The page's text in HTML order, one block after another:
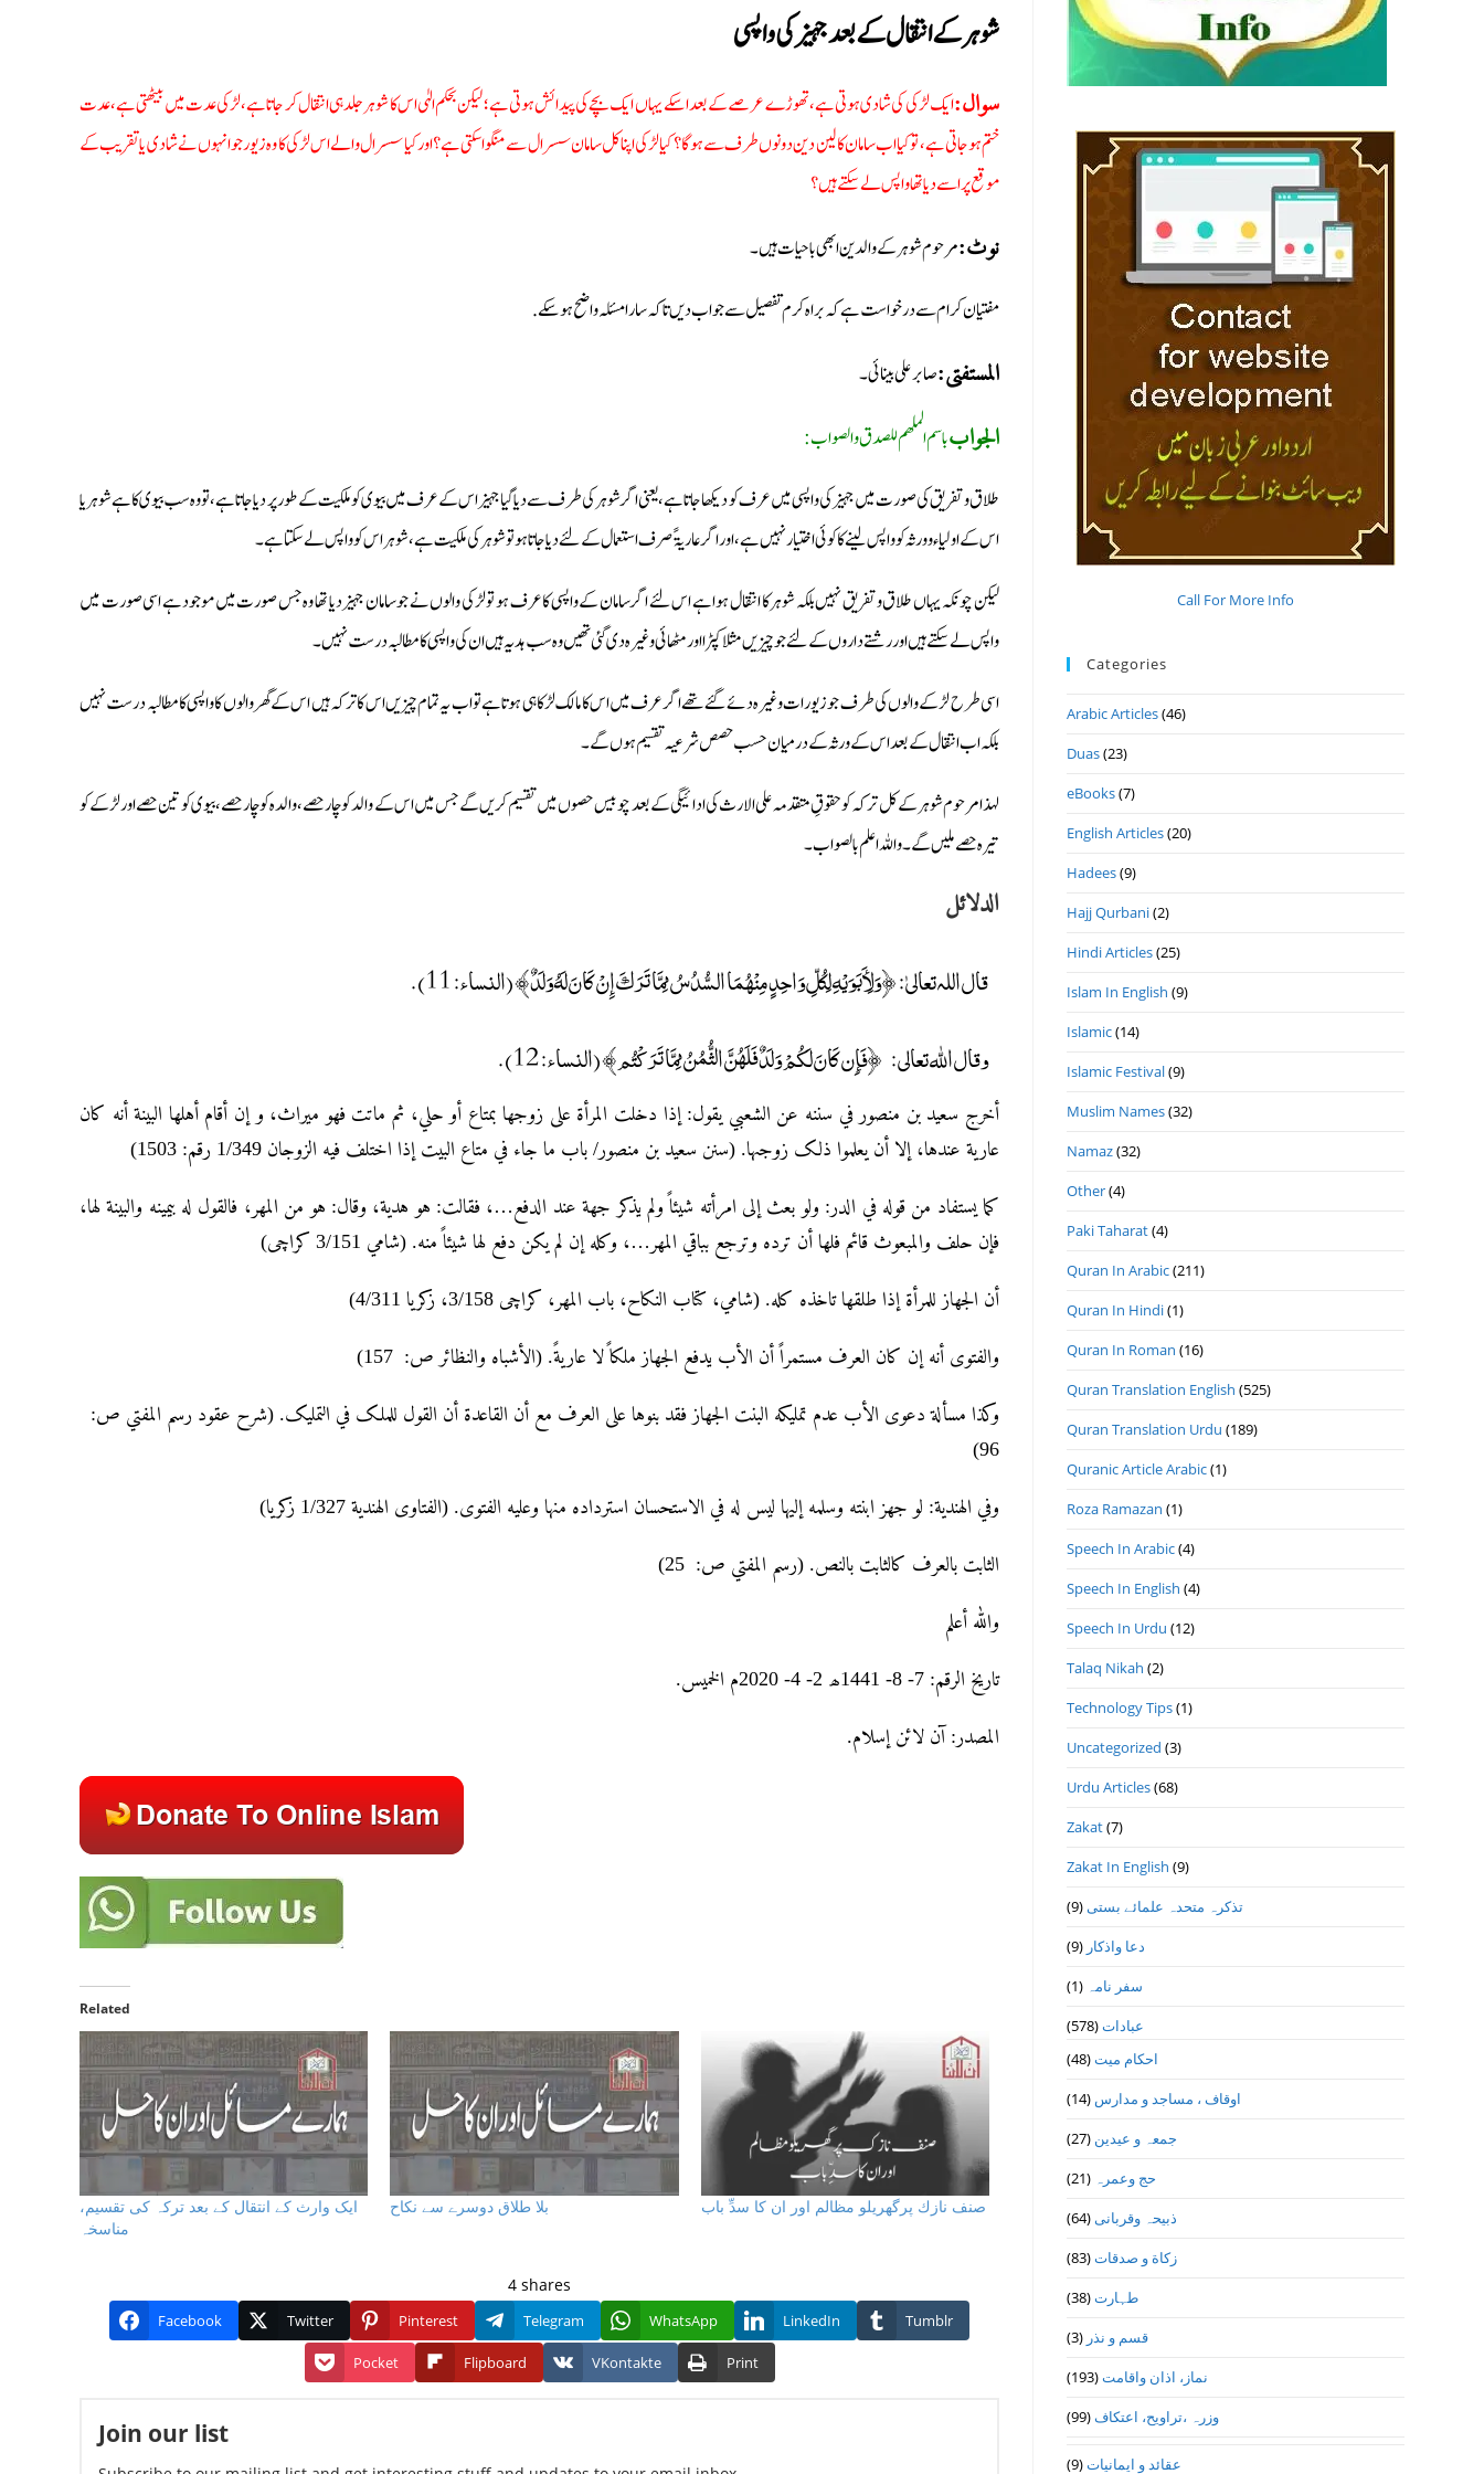
شوہر کے انتقال کے بعد جہیز کی واپسی
سوال:ایک لڑکی کی شادی ہوتی ہے، تھوڑے عرصے کے بعد اسکے یہاں ایک بچے کی پیدائش ہوتی ہے؛ لیکن بحکم الہٰی اس کا شوہر جلد ہی انتقال کر جاتا ہے، لڑکی عدت میں بیٹھتی ہے، عدت
ختم ہوجاتی ہے، تو کیا اب سامان کا لین دین دونوں طرف سے ہوگا؟ کیا لڑکی اپنا کل سامان سسرال سے منگوا سکتی ہے؟ اور کیا سسرال والے اس لڑکی کا وہ زیور جو انہوں نے شادی یا تقریب کے
موقع پر اسے دیا تھا واپس لے سکتے ہیں؟
نوٹ:مرحوم شوہر کے والدین ابھی باحیات ہیں۔
مفتیان کرام سے درخواست ہے کہ براہ کرم تفصیل سے جواب دیں تاکہ سارا مسئلہ واضح ہو سکے.
المستفتی:صابر علی بینائی۔
الجوابباسم الملھم للصدق والصواب:
طلاق وتفریق کی صورت میں جہیز کی واپسی میں عرف کو دیکھا جاتا ہے، یعنی اگر شوہر کی طرف سے دیا گیا جہیز اس کے عرف میں بیوی کو ملکیت کے طور پر دیا جاتا ہے، تو وہ سب بیوی کا ہے شوہر یا
اس کے اولیاء وورثہ کو واپس لینے کا کوئی اختیار نہیں ہے، اور اگر عاریۃً صرف استعمال کے لئے دیا جاتا ہو تو شوہر کی ملکیت ہے، شوہر اس کو واپس لے سکتا ہے۔
لیکن چونکہ یہاں طلاق وتفریق نہیں بلکہ شوہر کا انتقال ہوا ہے اس لئے اگر سامان کے واپسی کا عرف ہو تو لڑکی والوں نے جو سامان جہیز دیا تھا وہ جس صورت میں موجود ہے اسی صورت میں
واپس لے سکتے ہیں اور رشتے داروں کے لئے جو چیزیں مثلا کپڑا اور مٹھائی وغیرہ دی گئی تھیں وہ سب ہدیہ ہیں ان کی واپسی کا مطالبہ درست نہیں۔
اسی طرح لڑکے والوں کی طرف جو زیورات وغیرہ دئے گئے تھے اگر عرف میں اس کا مالک لڑکا ہی ہوتا ہے تو اب یہ تمام چیزیں اس کا ترکہ ہیں اس کے گھر والوں کا واپسی کا مطالبہ درست نہیں
بلکہ اب انتقال کے بعد اس کے ورثہ کے درمیان حسب حصص شرعیہ تقسیم ہوں گے۔
لہذا مرحوم شوہر کے کل ترکہ کو حقوقِ متقدمہ علی الارث کی ادائیگی کے بعد چوبیس حصوں میں تقسیم کریں گے جس میں اس کے والد کو چار حصے، والدہ کو چار حصے، بیوی کو تین حصے اور لڑکے کو
تیرہ حصے ملیں گے۔ واللہ اعلم بالصواب۔
الدلائل
قال اللہ تعالیٰ: ﴿وَلِأَبَوَيْهِ لِكُلِّ وَاحِدٍ مِنْهُمَا السُّدُسُ مِمَّا تَرَكَ إِنْ كَانَ لَهُ وَلَدٌ﴾ (النساء: 11).
وقال الله تعالى: ﴿فَإِن كَانَ لَكُمْ وَلَدٌ فَلَهُنَّ الثُّمُنُ مِمَّا تَرَكْتُم﴾ (النساء: 12).
أخرج سعید بن منصور في سننه عن الشعبي یقول: إذا دخلت المرأۃ علی زوجها بمتاع أو حلي، ثم ماتت فهو میراث، و إن أقام أہلها البینة أنه کان
عاریة عندہا، إلا أن یعلموا ذلک زوجہا. (سنن سعید بن منصور/ باب ما جاء في متاع البیت إذا اختلف فیه الزوجان 1/349 رقم: 1503)
کما یستفاد من قوله في الدر: ولو بعث إلی امرأته شیئاً ولم یذکر جهة عند الدفع…، فقالت: ہو ہدیة، وقال: ہو من المهر، فالقول له بیمینه والبینة لها،
فإن حلف والمبعوث قائم فلها أن تردہ وترجع بباقي المهر…، وکله إن لم یکن دفع لها شیئاً منه. (شامي 3/151 کراچی)
أن الجهاز للمرأۃ إذا طلقها تاخذہ کله. (شامي، کتاب النکاح، باب المهر، کراچی 3/158، زکریا 4/311)
والفتوی أنه إن کان العرف مستمراً أن الأب یدفع الجهاز ملکاً لا عاریةً. (الأشباہ والنظائر ص: 157)
وکذا مسألة دعوی الأب عدم تملیکه البنت الجهاز فقد بنوہا علی العرف مع أن القاعدۃ أن القول للملک في التملیک. (شرح عقود رسم المفتي ص:
96)
وفي الهندیة: لو جهز ابنته وسلمه إلیہا لیس له في الاستحسان استردادہ منها وعلیه الفتوی. (الفتاوی الهندیة 1/327 زکریا)
الثابت بالعرف کالثابت بالنص. (رسم المفتي ص: 25)
والله أعلم
تاريخ الرقم: 7- 8- 1441ھ 2- 4- 2020م الخميس.
المصدر: آن لائن إسلام.
Related
ایک وارث کے انتقال کے بعد ترکہ کی تقسیم،
مناسخہ
بلا طلاق دوسرے سے نکاح صنف نازك پرگھريلو مظالم اور ان كا سدِّ باب
4 shares
Facebook Twitter Pinterest Telegram WhatsApp LinkedIn Tumblr
Pocket Flipboard VKontakte Print
Join our list
Call For More Info
Categories
Arabic Articles(46)
Duas(23)
eBooks(7)
English Articles(20)
Hadees(9)
Hajj Qurbani(2)
Hindi Articles(25)
Islam In English (9)
Islamic(14)
Islamic Festival(9)
Muslim Names(32)
Namaz(32)
Other(4)
Paki Taharat(4)
Quran In Arabic(211)
Quran In Hindi(1)
Quran In Roman (16)
Quran Translation English (525)
Quran Translation Urdu (189)
Quranic Article Arabic(1)
Roza Ramazan (1)
Speech In Arabic(4)
Speech In English (4)
Speech In Urdu (12)
Talaq Nikah (2)
Technology Tips(1)
Uncategorized (3)
Urdu Articles(68)
Zakat(7)
Zakat In English (9)
تذكرہ متحدہ علمائے بستى(9)
دعا واذكار (9)
سفر نامہ (1)
عبادات(578)
احکام میت(48)
اوقاف ، مساجد و مدارس (14)
جمعہ و عیدین (27)
حج وعمرہ (21)
ذبیحہ وقربانی(64)
زکاة و صدقات(83)
طہارت(38)
قسم و نذر (3)
نماز، اذان واقامت(193)
وزرہ ،تراويح، اعتكاف(99)
عقائد و ایمانیات(9)